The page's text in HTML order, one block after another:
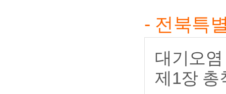
- 전북특
대기오
제1장 총